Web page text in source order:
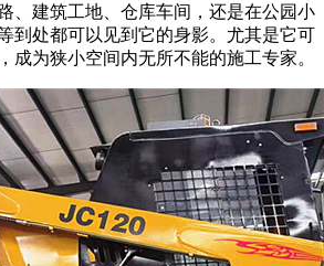
、建筑工地、仓库车间，还是在公园小
到处都可以见到它的身影。尤其是它可
成为狭小空间内无所不能的施工专家。